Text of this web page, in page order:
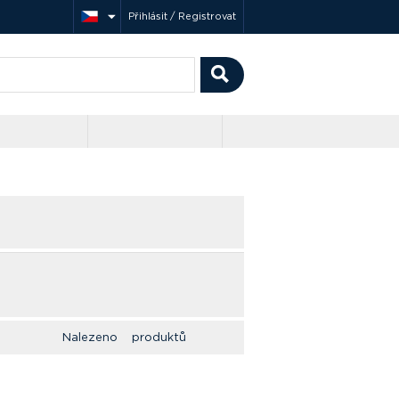
Přihlásit / Registrovat
Nalezeno produktů